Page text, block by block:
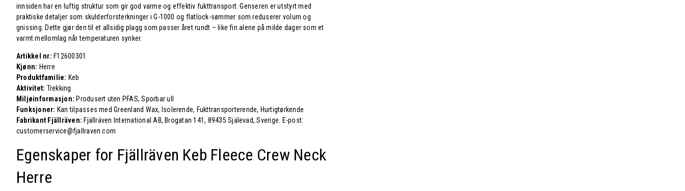
innsiden har en luftig struktur som gir god varme og effektiv fukttransport. Genseren er utstyrt med
praktiske detaljer som skulderforsterkninger i G-1000 og flatlock-sømmer som reduserer volum og
gnissing. Dette gjør den til et allsidig plagg som passer året rundt – like fin alene på milde dager som et
varmt mellomlag når temperaturen synker.
Artikkel nr: F12600301
Kjønn: Herre
Produktfamilie: Keb
Aktivitet: Trekking
Miljøinformasjon: Produsert uten PFAS, Sporbar ull
Funksjoner: Kan tilpasses med Greenland Wax, Isolerende, Fukttransporterende, Hurtigtørkende
Fabrikant Fjällräven: Fjällräven International AB, Brogatan 141, 89435 Själevad, Sverige. E-post:
customerservice@fjallraven.com
Egenskaper for Fjällräven Keb Fleece Crew Neck
Herre